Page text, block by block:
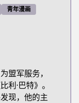
青年漫画
盟军服务，
利·巴特》。
现，他的主